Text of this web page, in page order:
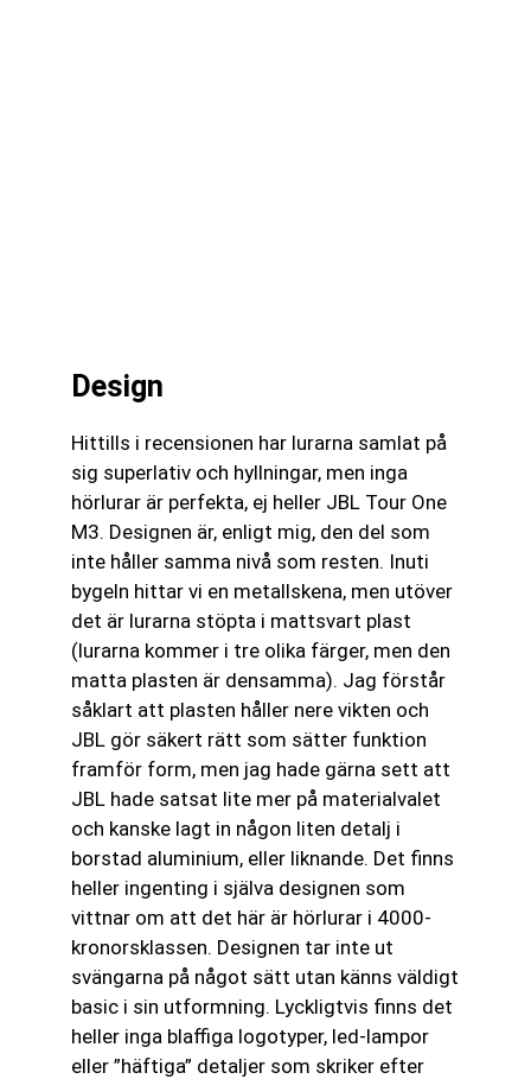
Design
Hittills i recensionen har lurarna samlat på
sig superlativ och hyllningar, men inga
hörlurar är perfekta, ej heller JBL Tour One
M3. Designen är, enligt mig, den del som
inte håller samma nivå som resten. Inuti
bygeln hittar vi en metallskena, men utöver
det är lurarna stöpta i mattsvart plast
(lurarna kommer i tre olika färger, men den
matta plasten är densamma). Jag förstår
såklart att plasten håller nere vikten och
JBL gör säkert rätt som sätter funktion
framför form, men jag hade gärna sett att
JBL hade satsat lite mer på materialvalet
och kanske lagt in någon liten detalj i
borstad aluminium, eller liknande. Det finns
heller ingenting i själva designen som
vittnar om att det här är hörlurar i 4000-
kronorsklassen. Designen tar inte ut
svängarna på något sätt utan känns väldigt
basic i sin utformning. Lyckligtvis finns det
heller inga blaffiga logotyper, led-lampor
eller ”häftiga” detaljer som skriker efter